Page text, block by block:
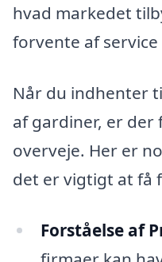
hvad markedet
forvente af
Når du indhenter
af gardiner, er
overveje. Her er
det er vigtigt at få
Forståelse af